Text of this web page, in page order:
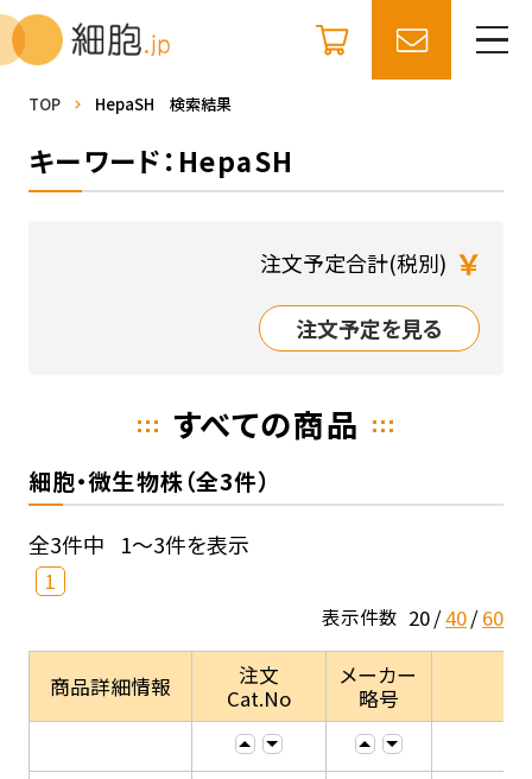
TOP HepaSH 検索結果
キーワード：HepaSH
注文予定合計(税別) ￥
注文予定を見る
すべての商品
細胞・微生物株（全3件）
全3件中 1～3件を表示
1
表示件数 20 40 60
商品詳細情報
注文
Cat.No
メーカー
略号